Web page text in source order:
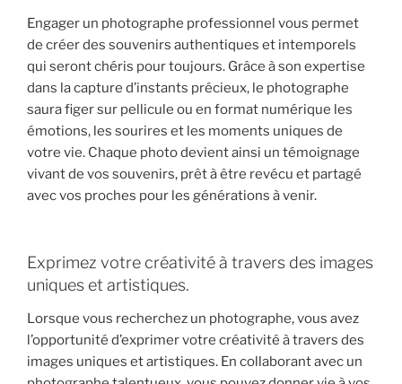
Engager un photographe professionnel vous permet
de créer des souvenirs authentiques et intemporels
qui seront chéris pour toujours. Grâce à son expertise
dans la capture d’instants précieux, le photographe
saura figer sur pellicule ou en format numérique les
émotions, les sourires et les moments uniques de
votre vie. Chaque photo devient ainsi un témoignage
vivant de vos souvenirs, prêt à être revécu et partagé
avec vos proches pour les générations à venir.
Exprimez votre créativité à travers des images
uniques et artistiques.
Lorsque vous recherchez un photographe, vous avez
l’opportunité d’exprimer votre créativité à travers des
images uniques et artistiques. En collaborant avec un